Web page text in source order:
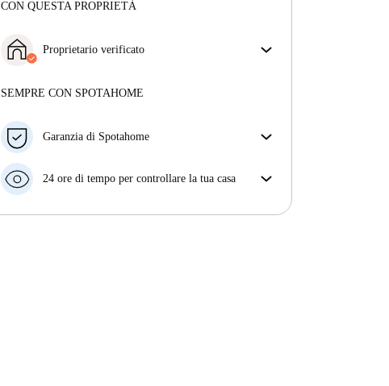
CON QUESTA PROPRIETÀ
Proprietario verificato
Maggiori informazioni su questo locatore
SEMPRE CON SPOTAHOME
Garanzia di Spotahome
con breve preavviso, noi A) ti pagheremo un hotel e
B) ti rimborseremo totalmente
24 ore di tempo per controllare la tua casa